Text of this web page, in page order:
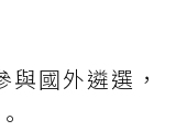
國外遴選，